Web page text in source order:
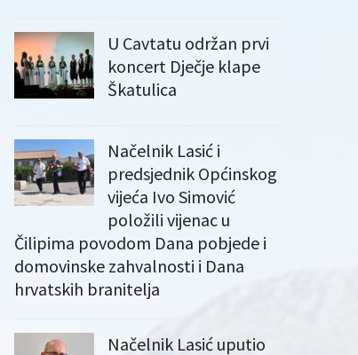
U Cavtatu održan prvi
koncert Dječje klape
Škatulica
Načelnik Lasić i
predsjednik Općinskog
vijeća Ivo Simović
položili vijenac u
Čilipima povodom Dana pobjede i
domovinske zahvalnosti i Dana
hrvatskih branitelja
Načelnik Lasić uputio